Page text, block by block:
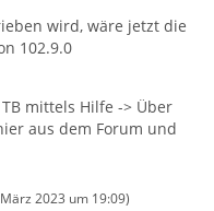
wird, wäre jetzt die
102.9.0
mittels Hilfe -> Über
aus dem Forum und
2023 um 19:09)